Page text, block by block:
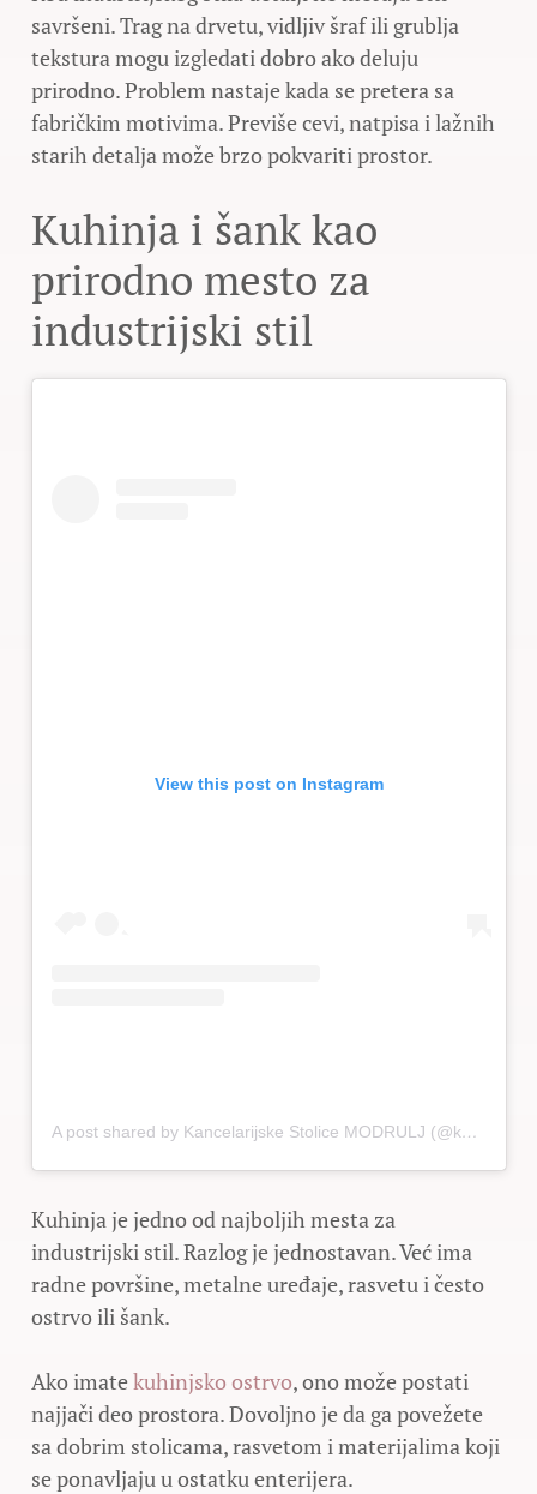
savršeni. Trag na drvetu, vidljiv šraf ili grublja
tekstura mogu izgledati dobro ako deluju
prirodno. Problem nastaje kada se pretera sa
fabričkim motivima. Previše cevi, natpisa i lažnih
starih detalja može brzo pokvariti prostor.
Kuhinja i šank kao
prirodno mesto za
industrijski stil
View this post on Instagram
A post shared by Kancelarijske Stolice MODRULJ (@kancelarijske_stolice_modrulj)
Kuhinja je jedno od najboljih mesta za
industrijski stil. Razlog je jednostavan. Već ima
radne površine, metalne uređaje, rasvetu i često
ostrvo ili šank.
Ako imatekuhinjsko ostrvo, ono može postati
najjači deo prostora. Dovoljno je da ga povežete
sa dobrim stolicama, rasvetom i materijalima koji
se ponavljaju u ostatku enterijera.